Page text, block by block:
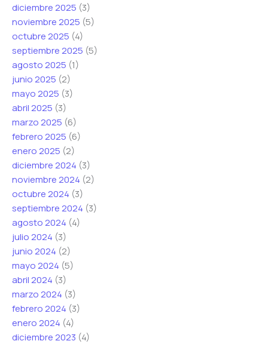
diciembre 2025 (3)
noviembre 2025 (5)
octubre 2025 (4)
septiembre 2025 (5)
agosto 2025 (1)
junio 2025 (2)
mayo 2025 (3)
abril 2025 (3)
marzo 2025 (6)
febrero 2025 (6)
enero 2025 (2)
diciembre 2024 (3)
noviembre 2024 (2)
octubre 2024 (3)
septiembre 2024 (3)
agosto 2024 (4)
julio 2024 (3)
junio 2024 (2)
mayo 2024 (5)
abril 2024 (3)
marzo 2024 (3)
febrero 2024 (3)
enero 2024 (4)
diciembre 2023 (4)